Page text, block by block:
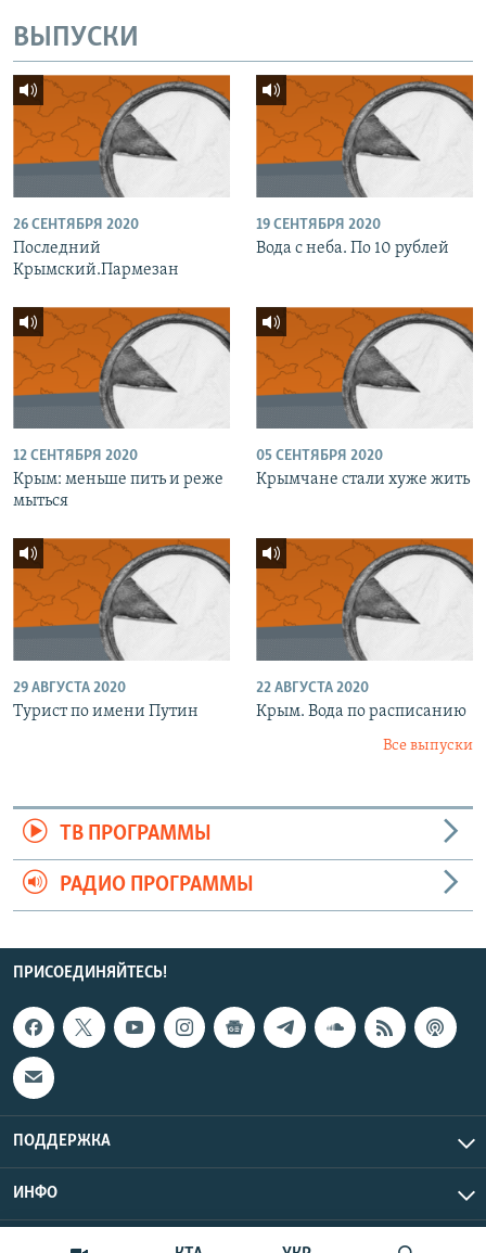
ВЫПУСКИ
26 СЕНТЯБРЯ 2020
Последний
Крымский.Пармезан
19 СЕНТЯБРЯ 2020
Вода с неба. По 10 рублей
12 СЕНТЯБРЯ 2020
Крым: меньше пить и реже
мыться
05 СЕНТЯБРЯ 2020
Крымчане стали хуже жить
29 АВГУСТА 2020
Турист по имени Путин
22 АВГУСТА 2020
Крым. Вода по расписанию
Все выпуски
ТВ ПРОГРАММЫ
РАДИО ПРОГРАММЫ
ПРИСОЕДИНЯЙТЕСЬ!
ПОДДЕРЖКА
ИНФО